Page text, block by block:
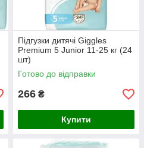
Підгузки дитячі Giggles
Premium 5 Junior 11-25 кг (24
шт)
Готово до відправки
266 ₴
Купити